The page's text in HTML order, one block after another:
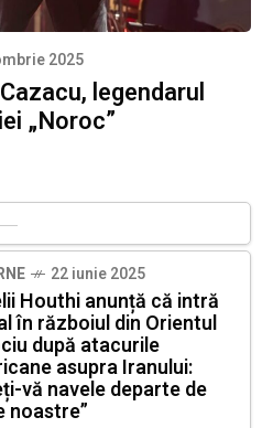
2025
legendarul
„Noroc”
22 iunie 2025
Houthi anunță că intră
în războiul din Orientul
după atacurile
asupra Iranului:
vă navele departe de
noastre”